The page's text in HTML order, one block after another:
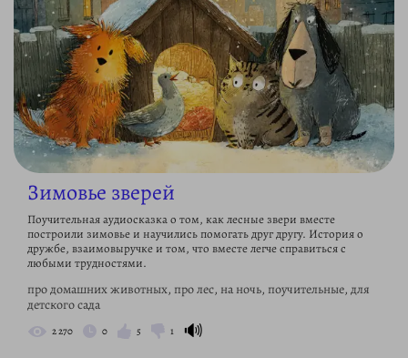
Зимовье зверей
Поучительная аудиосказка о том, как лесные звери вместе
построили зимовье и научились помогать друг другу. История о
дружбе, взаимовыручке и том, что вместе легче справиться с
любыми трудностями.
про домашних животных, про лес, на ночь, поучительные, для
детского сада
2 270 0 5 1 🔊